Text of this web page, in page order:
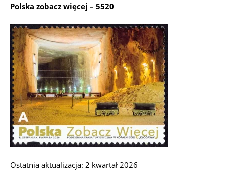
Polska zobacz więcej – 5520
Ostatnia aktualizacja: 2 kwartał 2026